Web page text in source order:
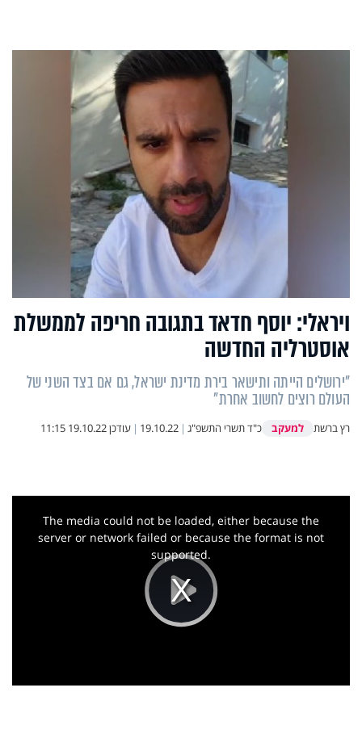
ויראלי: יוסף חדאד בתגובה חריפה לממשלת
אוסטרליה החדשה
"ירושלים הייתה ותישאר בירת מדינת ישראל, גם אם בצד השני של
העולם רוצים לחשוב אחרת"
רץ ברשת למעקב כ"ד תשרי התשפ"ג |
19.10.22
| עודכן19.10.22 11:15
Play
This
The media could not be loaded, either because the
server or network failed or because the format is not
supported.